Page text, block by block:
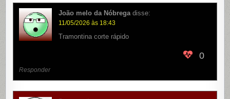
João melo da Nóbrega disse:
11/05/2026 às 18:43
Tramontina corte rápido
0
Responder